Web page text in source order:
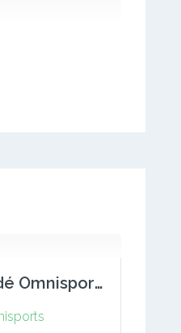
Appartement A louer Yaoundé Omnisports